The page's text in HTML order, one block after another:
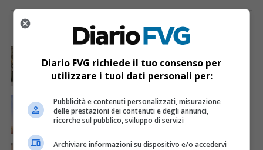
I PIÙ VISTI ULTIME NOTIZIE
Acqua da usare con cautela nell’Udinese: ecco tutte
le frazioni sotto osservazione
ECONOMIA & LAVORO
Bollette più leggere nei condomini, nuovo bando FVG
per l’efficientamento energetico
CRONACA & ATTUALITÀ 5 giorni fa
Diario FVG richiede il tuo consenso per
utilizzare i tuoi dati personali per:
Pubblicità e contenuti personalizzati, misurazione
delle prestazioni dei contenuti e degli annunci,
ricerche sul pubblico, sviluppo di servizi
Archiviare informazioni su dispositivo e/o accedervi